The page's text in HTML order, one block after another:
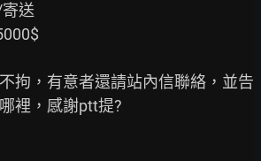
送
拘，有意者還請站內信聯絡，並告
裡，感謝ptt提?